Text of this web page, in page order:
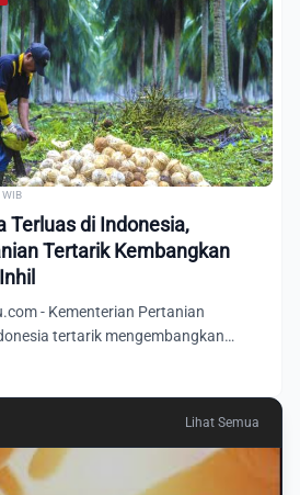
WIB
Terluas di Indonesia,
Tertarik Kembangkan
- Kementerian Pertanian
tertarik mengembangkan
Lihat Semua